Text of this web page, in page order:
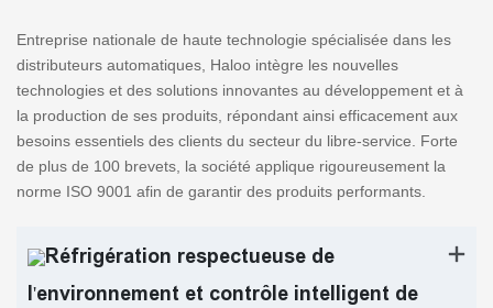
Entreprise nationale de haute technologie spécialisée dans les
distributeurs automatiques, Haloo intègre les nouvelles
technologies et des solutions innovantes au développement et à
la production de ses produits, répondant ainsi efficacement aux
besoins essentiels des clients du secteur du libre-service. Forte
de plus de 100 brevets, la société applique rigoureusement la
norme ISO 9001 afin de garantir des produits performants.
Réfrigération respectueuse de
l'environnement et contrôle intelligent de